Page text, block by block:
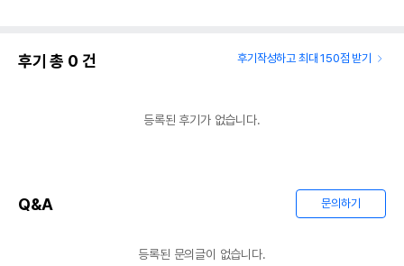
후기 총 0 건 후기작성하고 최대 150점 받기
등록된 후기가 없습니다.
Q&A 문의하기
등록된 문의글이 없습니다.